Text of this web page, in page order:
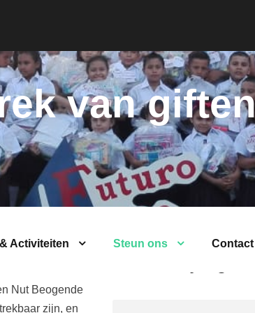
Activiteiten Steun ons Contact
van
Nut Beogende
zijn, en
Er bestaan twee